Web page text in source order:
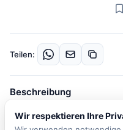
Teilen:
Beschreibung
Das Unternehmen sucht
Automation & AI Specialist,
Wir respektieren Ihre